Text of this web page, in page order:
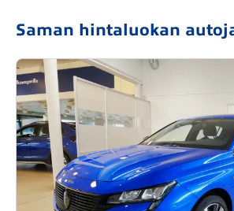
Saman hintaluokan